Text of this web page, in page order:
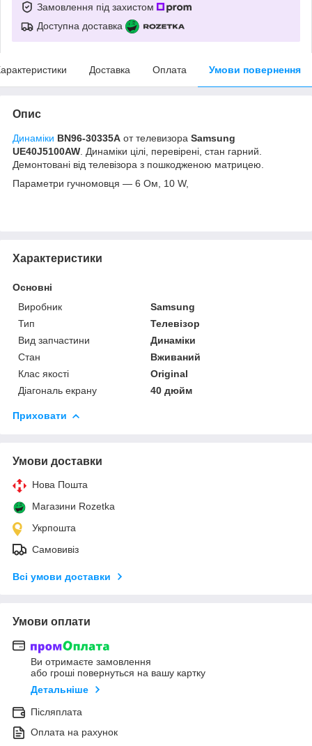
Замовлення під захистом
Доступна доставка
Доставка Оплата Умови повернення
Опис
Динаміки BN96-30335A от телевизора Samsung
UE40J5100AW . Динаміки цілі, перевірені, стан гарний.
Демонтовані від телевізора з пошкодженою матрицею.
Параметри гучномовця — 6 Ом, 10 W,
Характеристики
Основні
Виробник
Samsung
Тип
Телевізор
Вид запчастини
Динаміки
Стан
Вживаний
Клас якості
Original
Діагональ екрану
40 дюйм
Приховати
Умови доставки
Нова Пошта
Магазини Rozetka
Укрпошта
Самовивіз
Всі умови доставки
Умови оплати
Ви отримаєте замовлення
або гроші повернуться на вашу картку
Детальніше
Післяплата
Оплата на рахунок